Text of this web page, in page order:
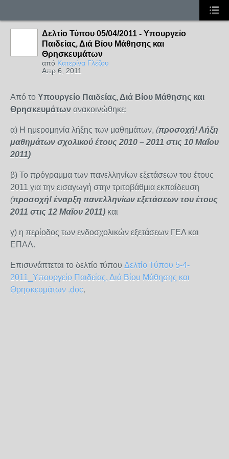
Δελτίο Τύπου 05/04/2011 - Υπουργείο
Παιδείας, Διά Βίου Μάθησης και
Θρησκευμάτων
από Κατερίνα Γλέζου
Απρ 6, 2011
Από το Υπουργείο Παιδείας, Διά Βίου Μάθησης και
Θρησκευμάτων ανακοινώθηκε:
α) Η ημερομηνία λήξης των μαθημάτων, (προσοχή! Λήξη
μαθημάτων σχολικού έτους 2010 – 2011 στις 10 Μαΐου
2011)
β) Το πρόγραμμα των πανελληνίων εξετάσεων του έτους
2011 για την εισαγωγή στην τριτοβάθμια εκπαίδευση
(προσοχή! έναρξη πανελληνίων εξετάσεων του έτους
2011 στις 12 Μαΐου 2011) και
γ) η περίοδος των ενδοσχολικών εξετάσεων ΓΕΛ και
ΕΠΑΛ.
Επισυνάπτεται το δελτίο τύπου Δελτίο Τύπου 5-4-
2011_Υπουργείο Παιδείας, Διά Βίου Μάθησης και
Θρησκευμάτων .doc.